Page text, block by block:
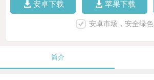
安卓下载 苹果下载
安卓市场，安全绿色
简介